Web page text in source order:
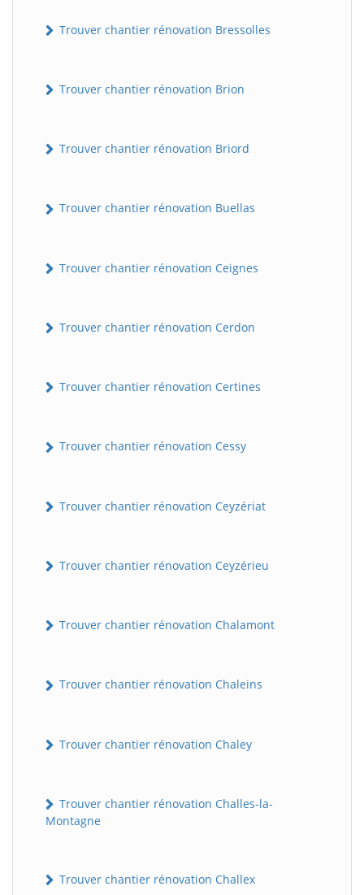
Trouver chantier rénovation Bressolles
Trouver chantier rénovation Brion
Trouver chantier rénovation Briord
Trouver chantier rénovation Buellas
Trouver chantier rénovation Ceignes
Trouver chantier rénovation Cerdon
Trouver chantier rénovation Certines
Trouver chantier rénovation Cessy
Trouver chantier rénovation Ceyzériat
Trouver chantier rénovation Ceyzérieu
Trouver chantier rénovation Chalamont
Trouver chantier rénovation Chaleins
Trouver chantier rénovation Chaley
Trouver chantier rénovation Challes-la-
Montagne
Trouver chantier rénovation Challex